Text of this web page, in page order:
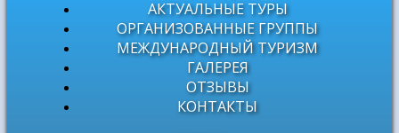
АКТУАЛЬНЫЕ ТУРЫ
ОРГАНИЗОВАННЫЕ ГРУППЫ
МЕЖДУНАРОДНЫЙ ТУРИЗМ
ГАЛЕРЕЯ
ОТЗЫВЫ
КОНТАКТЫ